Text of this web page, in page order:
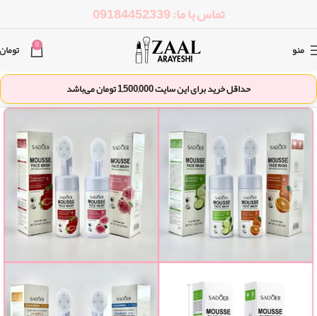
تماس با ما: 09184452339
منو 0 تومان
حداقل خرید برای این سایت1,500,000تومان می‌باشد